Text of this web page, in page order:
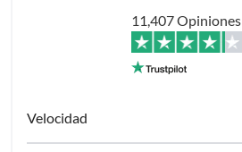
11,407 Opiniones